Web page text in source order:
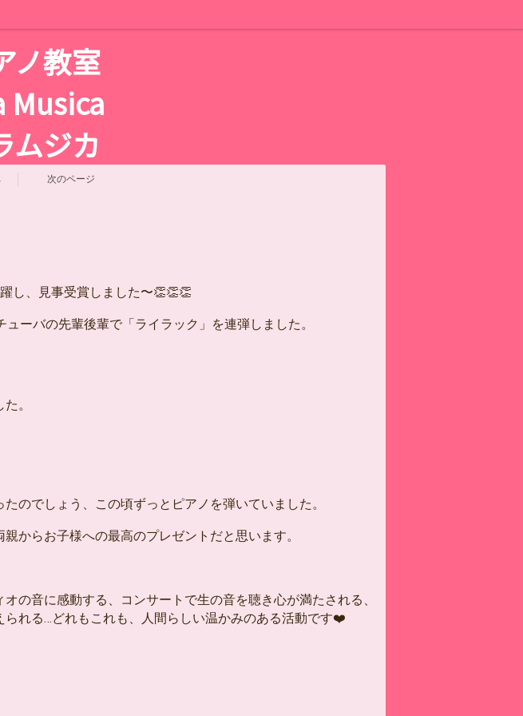
ノ教室
Musica
ムジカ
次のページ
し、見事受賞しました〜👏👏👏
ーバの先輩後輩で「ライラック」を連弾しました。
。
のでしょう、この頃ずっとピアノを弾いていました。
からお子様への最高のプレゼントだと思います。
の音に感動する、コンサートで生の音を聴き心が満たされる、
れる…どれもこれも、人間らしい温かみのある活動です❤️